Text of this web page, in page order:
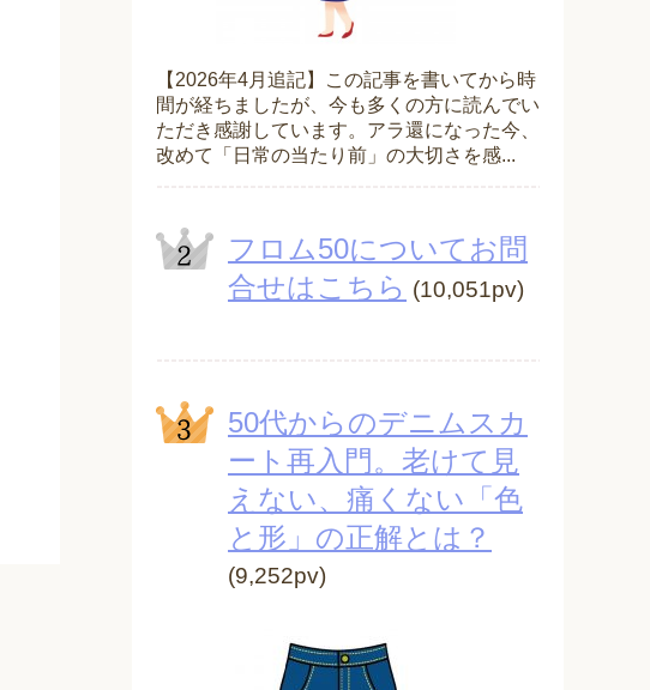
【2026年4月追記】この記事を書いてから時
間が経ちましたが、今も多くの方に読んでい
ただき感謝しています。アラ還になった今、
改めて「日常の当たり前」の大切さを感...
フロム50についてお問
合せはこちら (10,051pv)
50代からのデニムスカ
ート再入門。老けて見
えない、痛くない「色
と形」の正解とは？
(9,252pv)